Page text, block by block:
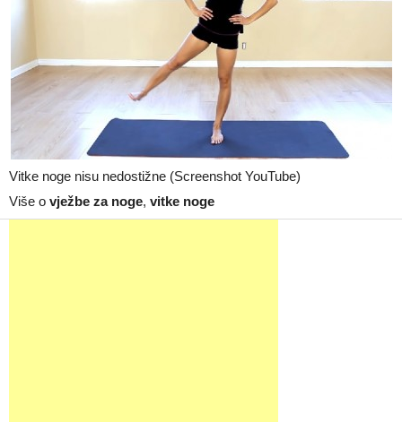
Vitke noge nisu nedostižne (Screenshot YouTube)
Više o vježbe za noge, vitke noge